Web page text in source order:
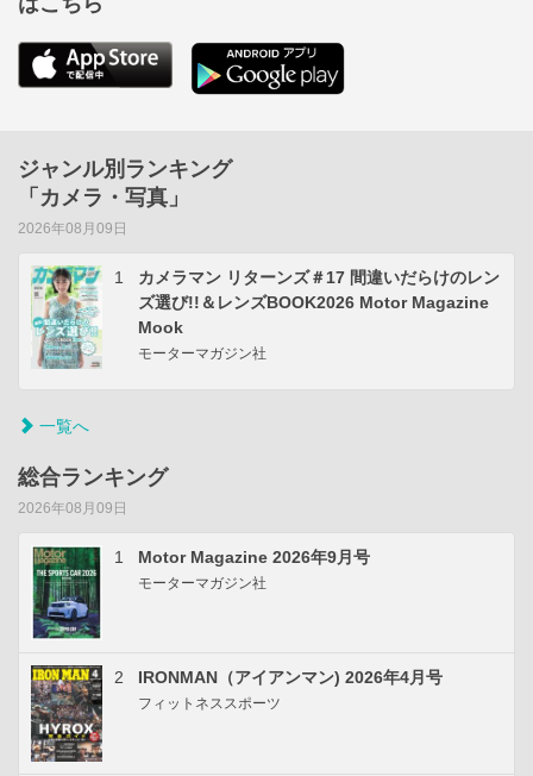
ジャンル別ランキング
「カメラ・写真」
2026年08月09日
1
カメラマン リターンズ＃17 間違いだらけのレン
ズ選び!!＆レンズBOOK2026 Motor Magazine
Mook
モーターマガジン社
一覧へ
総合ランキング
2026年08月09日
1 Motor Magazine 2026年9月号
モーターマガジン社
2 IRONMAN（アイアンマン) 2026年4月号
フィットネススポーツ